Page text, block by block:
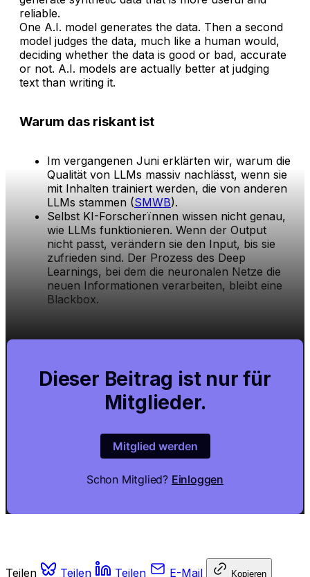
reliable.
One A.I. model generates the data. Then a second
model judges the data, much like a human would,
deciding whether the data is good or bad, accurate
or not. A.I. models are actually better at judging
text than writing it.
Warum das riskant ist
Im vergangenen Juni erklärten wir, warum die
Qualität von LLMs massiv nachlässt, wenn sie
mit Inhalten trainiert werden, die von anderen
LLMs stammen (SMWB).
Selbst KI-Forscherïnnen wissen nicht genau,
wie LLMs funktionieren. Wenn der Output
nicht passt, verändern sie den Input, bis sie
zufrieden sind. Der Prozess des Deep
Learnings, bei dem die neuronalen Netze die
neuen Informationen verarbeiten, bleibt eine
Blackbox.
Dieser Beitrag ist nur für
Mitglieder.
Mitglied werden
Schon Mitglied? Einloggen
Teilen Teilen Teilen E-Mail Kopieren